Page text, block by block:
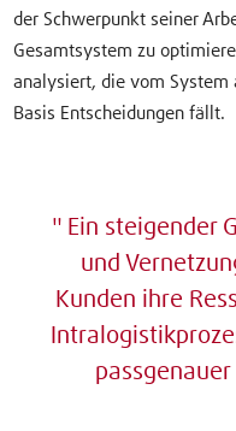
der Schwerpunkt seiner
Gesamtsystem zu
analysiert, die vom System
Basis Entscheidungen fällt.
Ein steigender
und
Kunden ihre